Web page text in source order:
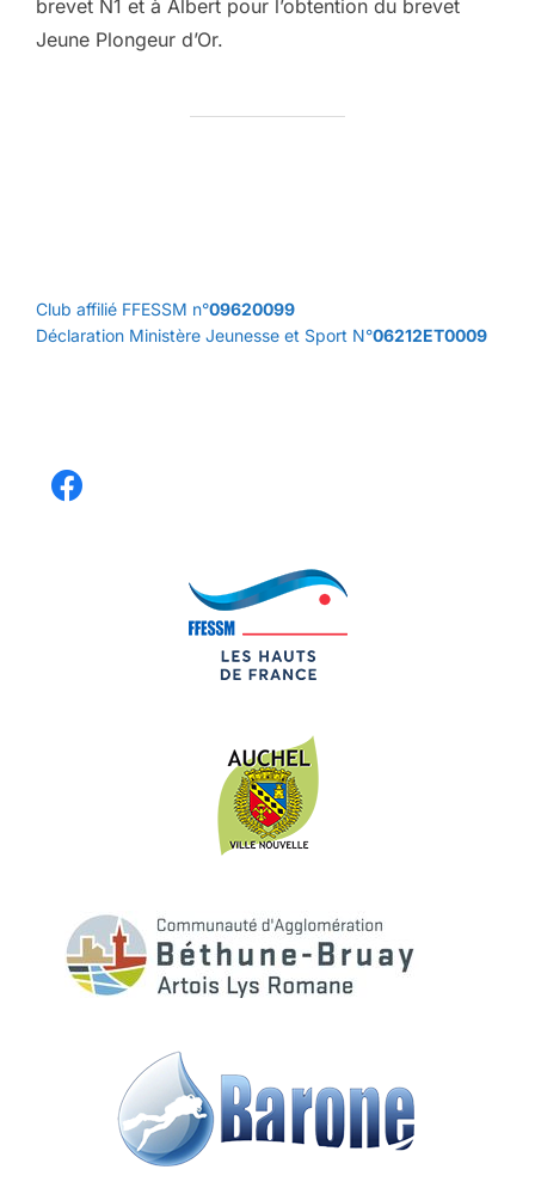
brevet N1 et à Albert pour l’obtention du brevet
Jeune Plongeur d’Or.
Club affilié FFESSM n°09620099
Déclaration Ministère Jeunesse et Sport N°06212ET0009